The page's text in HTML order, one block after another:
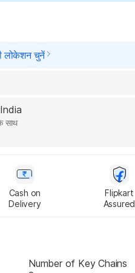
लोकेशन चुनें
साथ
Cash on
Delivery
Flipkart
Assured
Number of Key Chains